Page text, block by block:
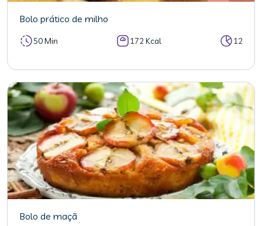
Bolo prático de milho
50 Min 172 Kcal 12
Bolo de maçã